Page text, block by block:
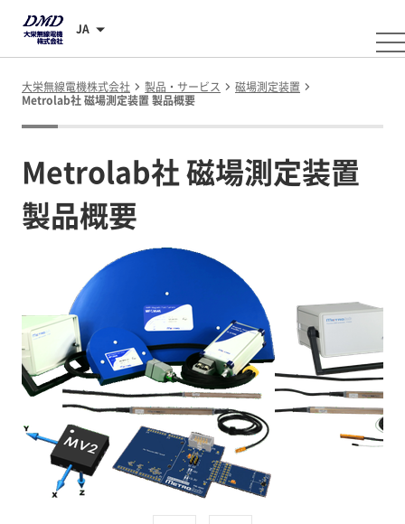
JA
大栄無線電機株式会社 製品・サービス
磁場測定装置
Metrolab社 磁場測定装置 製品概要
Metrolab社 磁場測定装置
製品概要